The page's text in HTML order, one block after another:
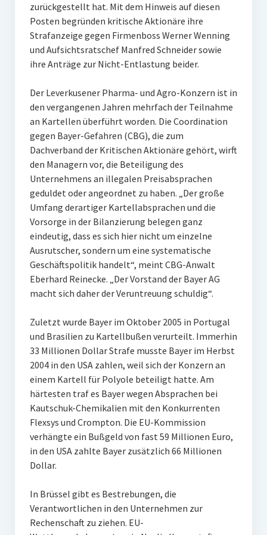
zurückgestellt hat. Mit dem Hinweis auf diesen
Posten begründen kritische Aktionäre ihre
Strafanzeige gegen Firmenboss Werner Wenning
und Aufsichtsratschef Manfred Schneider sowie
ihre Anträge zur Nicht-Entlastung beider.
Der Leverkusener Pharma- und Agro-Konzern ist in
den vergangenen Jahren mehrfach der Teilnahme
an Kartellen überführt worden. Die Coordination
gegen Bayer-Gefahren (CBG), die zum
Dachverband der Kritischen Aktionäre gehört, wirft
den Managern vor, die Beteiligung des
Unternehmens an illegalen Preisabsprachen
geduldet oder angeordnet zu haben. „Der große
Umfang derartiger Kartellabsprachen und die
Vorsorge in der Bilanzierung belegen ganz
eindeutig, dass es sich hier nicht um einzelne
Ausrutscher, sondern um eine systematische
Geschäftspolitik handelt“, meint CBG-Anwalt
Eberhard Reinecke. „Der Vorstand der Bayer AG
macht sich daher der Veruntreuung schuldig“.
Zuletzt wurde Bayer im Oktober 2005 in Portugal
und Brasilien zu Kartellbußen verurteilt. Immerhin
33 Millionen Dollar Strafe musste Bayer im Herbst
2004 in den USA zahlen, weil sich der Konzern an
einem Kartell für Polyole beteiligt hatte. Am
härtesten traf es Bayer wegen Absprachen bei
Kautschuk-Chemikalien mit den Konkurrenten
Flexsys und Crompton. Die EU-Kommission
verhängte ein Bußgeld von fast 59 Millionen Euro,
in den USA zahlte Bayer zusätzlich 66 Millionen
Dollar.
In Brüssel gibt es Bestrebungen, die
Verantwortlichen in den Unternehmen zur
Rechenschaft zu ziehen. EU-